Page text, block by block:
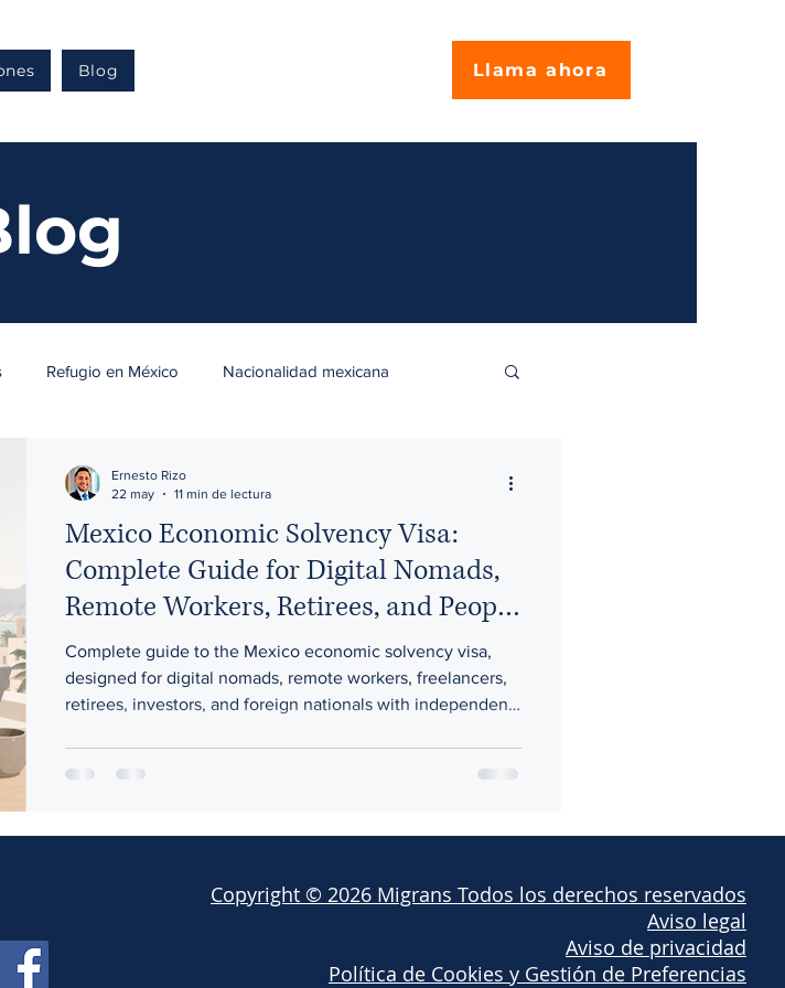
Blog Llama ahora
Refugio en México Nacionalidad mexicana
Permiso de trabajo en México Trámites para residentes
Mexico Economic Solvency Visa:
Complete Guide for Digital Nomads,
Remote Workers, Retirees, and People
With Independent Income
Complete guide to the Mexico economic solvency visa,
designed for digital nomads, remote workers, freelancers,
retirees, investors, and foreign nationals with independent
economic solvency route is, how it differs from a digital
thresholds in UMA, the difference between income and
Ernesto Rizo
22 may
11 min de lectura
Copyright © 2026 Migrans Todos los derechos reservados​​
Aviso legal
Aviso de privacidad
Política de Cookies y Gestión de Preferencias